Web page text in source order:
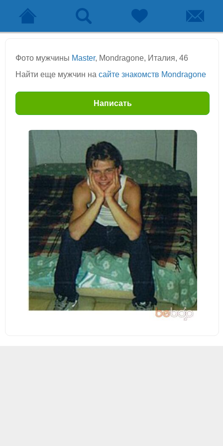
Фото мужчины Master, Mondragone, Италия, 46
Найти еще мужчин на сайте знакомств Mondragone
Написать